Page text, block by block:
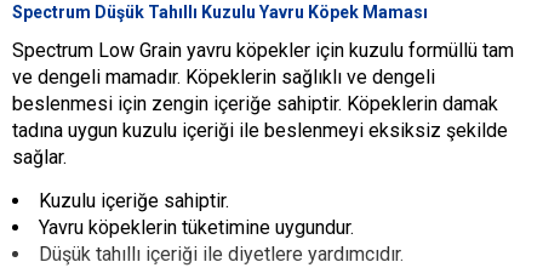
Spectrum Düşük Tahıllı Kuzulu Yavru Köpek Maması
Spectrum Low Grain yavru köpekler için kuzulu formüllü tam
ve dengeli mamadır. Köpeklerin sağlıklı ve dengeli
beslenmesi için zengin içeriğe sahiptir. Köpeklerin damak
tadına uygun kuzulu içeriği ile beslenmeyi eksiksiz şekilde
sağlar.
Kuzulu içeriğe sahiptir.
Yavru köpeklerin tüketimine uygundur.
Düşük tahıllı içeriği ile diyetlere yardımcıdır.